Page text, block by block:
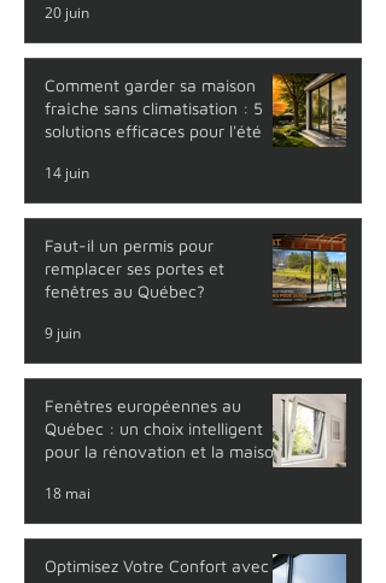
20 juin
Comment garder sa maison
fraîche sans climatisation : 5
solutions efficaces pour l'été
14 juin
Faut-il un permis pour
remplacer ses portes et
fenêtres au Québec?
9 juin
Fenêtres européennes au
Québec : un choix intelligent
pour la rénovation et la maison
18 mai
Optimisez Votre Confort avec